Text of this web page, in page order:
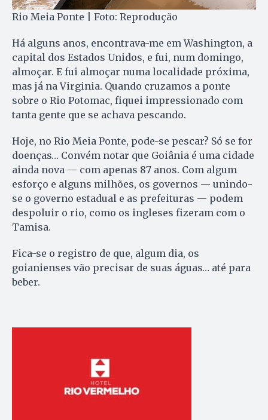
Rio Meia Ponte | Foto: Reprodução
Há alguns anos, encontrava-me em Washington, a
capital dos Estados Unidos, e fui, num domingo,
almoçar. E fui almoçar numa localidade próxima,
mas já na Virginia. Quando cruzamos a ponte
sobre o Rio Potomac, fiquei impressionado com
tanta gente que se achava pescando.
Hoje, no Rio Meia Ponte, pode-se pescar? Só se for
doenças… Convém notar que Goiânia é uma cidade
ainda nova — com apenas 87 anos. Com algum
esforço e alguns milhões, os governos — unindo-
se o governo estadual e as prefeituras — podem
despoluir o rio, como os ingleses fizeram com o
Tamisa.
Fica-se o registro de que, algum dia, os
goianienses vão precisar de suas águas… até para
beber.